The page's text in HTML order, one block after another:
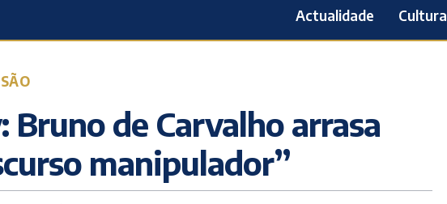
Actualidade Cultura
Bruno de Carvalho arrasa
manipulador”